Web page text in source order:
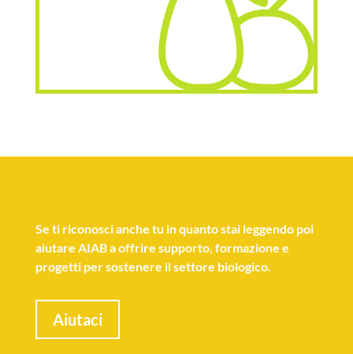
Se ti riconosci anche tu in quanto stai leggendo poi
aiutare AIAB a offrire supporto, formazione e
progetti per sostenere il settore biologico.
Aiutaci